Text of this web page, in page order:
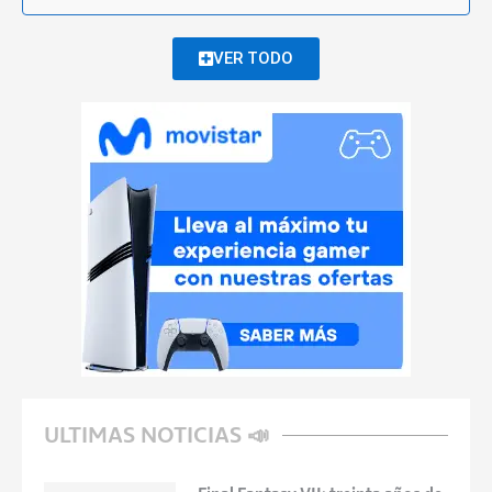
VER TODO
ULTIMAS NOTICIAS 📣